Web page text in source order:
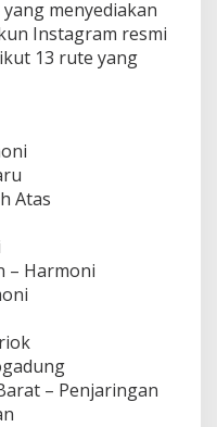
menyediakan
Instagram resmi
13 rute yang
Atas
– Harmoni
– Penjaringan